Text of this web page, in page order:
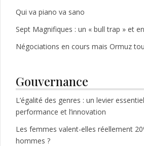
Qui va piano va sano
Sept Magnifiques : un « bull trap » et
Négociations en cours mais Ormuz
Gouvernance
L’égalité des genres : un levier
performance et l’innovation
Les femmes valent-elles réellement
hommes ?